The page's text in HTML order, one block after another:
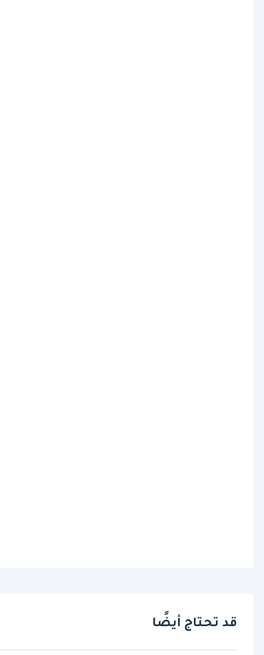
قد تحتاج أيضًا